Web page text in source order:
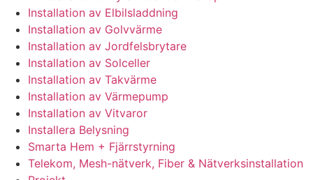
Installation av Elbilsladdning
Installation av Golvvärme
Installation av Jordfelsbrytare
Installation av Solceller
Installation av Takvärme
Installation av Värmepump
Installation av Vitvaror
Installera Belysning
Smarta Hem + Fjärrstyrning
Telekom, Mesh-nätverk, Fiber & Nätverksinstallation